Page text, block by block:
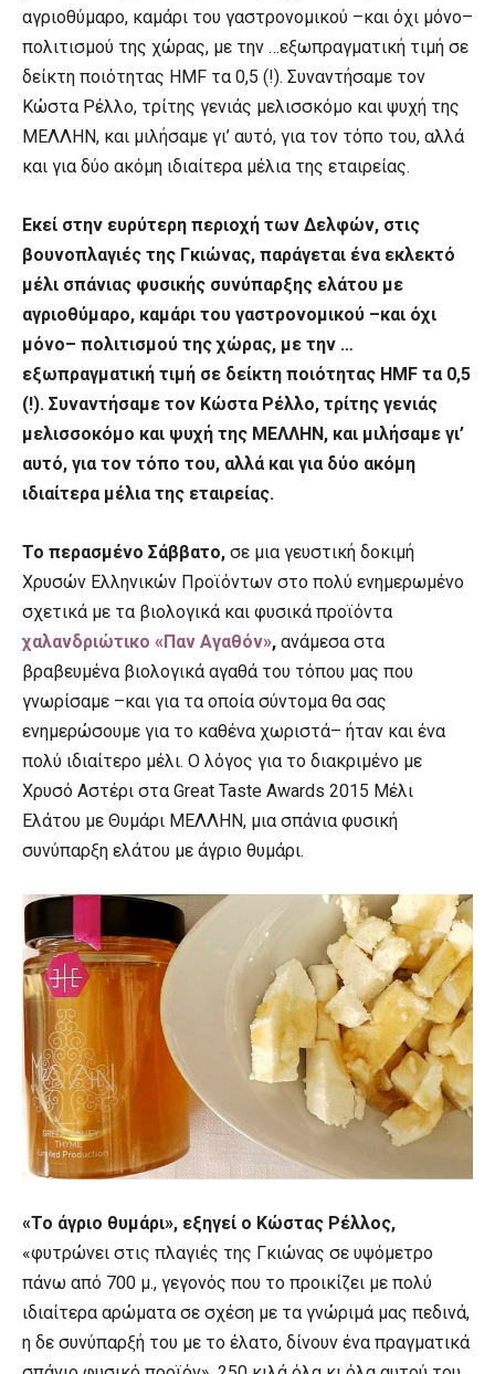
αγριοθύμαρο, καμάρι του γαστρονομικού –και όχι μόνο–
πολιτισμού της χώρας, με την …εξωπραγματική τιμή σε
δείκτη ποιότητας HMF τα 0,5 (!). Συναντήσαμε τον
Κώστα Ρέλλο, τρίτης γενιάς μελισσκόμο και ψυχή της
ΜΕΛΛΗΝ, και μιλήσαμε γι’ αυτό, για τον τόπο του, αλλά
και για δύο ακόμη ιδιαίτερα μέλια της εταιρείας.
Εκεί στην ευρύτερη περιοχή των Δελφών, στις
βουνοπλαγιές της Γκιώνας, παράγεται ένα εκλεκτό
μέλι σπάνιας φυσικής συνύπαρξης ελάτου με
αγριοθύμαρο, καμάρι του γαστρονομικού –και όχι
μόνο– πολιτισμού της χώρας, με την …
εξωπραγματική τιμή σε δείκτη ποιότητας HMF τα 0,5
(!). Συναντήσαμε τον Κώστα Ρέλλο, τρίτης γενιάς
μελισσοκόμο και ψυχή της ΜΕΛΛΗΝ, και μιλήσαμε γι’
αυτό, για τον τόπο του, αλλά και για δύο ακόμη
ιδιαίτερα μέλια της εταιρείας.
Το περασμένο Σάββατο, σε μια γευστική δοκιμή
Χρυσών Ελληνικών Προϊόντων στο πολύ ενημερωμένο
σχετικά με τα βιολογικά και φυσικά προϊόντα
χαλανδριώτικο «Παν Αγαθόν», ανάμεσα στα
βραβευμένα βιολογικά αγαθά του τόπου μας που
γνωρίσαμε –και για τα οποία σύντομα θα σας
ενημερώσουμε για το καθένα χωριστά– ήταν και ένα
πολύ ιδιαίτερο μέλι. O λόγος για το διακριμένο με
Χρυσό Αστέρι στα Great Taste Awards 2015 Μέλι
Ελάτου με Θυμάρι ΜΕΛΛΗΝ, μια σπάνια φυσική
συνύπαρξη ελάτου με άγριο θυμάρι.
«Το άγριο θυμάρι», εξηγεί ο Κώστας Ρέλλος,
«φυτρώνει στις πλαγιές της Γκιώνας σε υψόμετρο
πάνω από 700 μ., γεγονός που το προικίζει με πολύ
ιδιαίτερα αρώματα σε σχέση με τα γνώριμά μας πεδινά,
η δε συνύπαρξή του με το έλατο, δίνουν ένα πραγματικά